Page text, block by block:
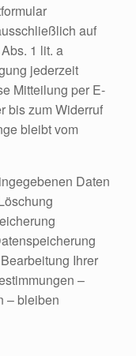
auf
1 lit. a
jederzeit
Mitteilung per E-
bis zum Widerruf
bleibt vom
Daten
Ihrer
–
– bleiben